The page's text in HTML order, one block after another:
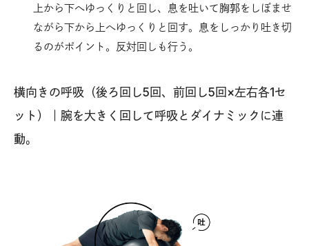
上から下へゆっくりと回し、息を吐いて胸郭をしぼませ
ながら下から上へゆっくりと回す。息をしっかり吐き切
るのがポイント。反対回しも行う。
横向きの呼吸（後ろ回し5回、前回し5回×左右各1セ
ット）｜腕を大きく回して呼吸とダイナミックに連
動。